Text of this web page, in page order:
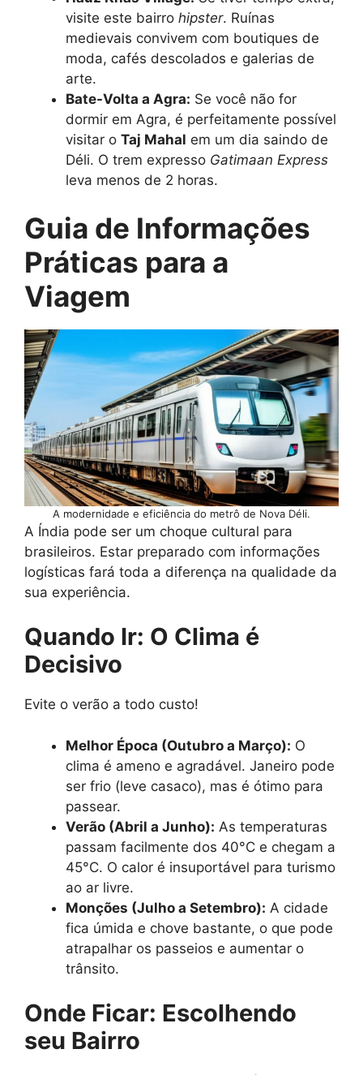
visite este bairro hipster. Ruínas
medievais convivem com boutiques de
moda, cafés descolados e galerias de
arte.
Bate-Volta a Agra: Se você não for
dormir em Agra, é perfeitamente possível
visitar o Taj Mahal em um dia saindo de
Déli. O trem expresso Gatimaan Express
leva menos de 2 horas.
Guia de Informações
Práticas para a
Viagem
A modernidade e eficiência do metrô de Nova Déli.
A Índia pode ser um choque cultural para
brasileiros. Estar preparado com informações
logísticas fará toda a diferença na qualidade da
sua experiência.
Quando Ir: O Clima é
Decisivo
Evite o verão a todo custo!
Melhor Época (Outubro a Março): O
clima é ameno e agradável. Janeiro pode
ser frio (leve casaco), mas é ótimo para
passear.
Verão (Abril a Junho): As temperaturas
passam facilmente dos 40°C e chegam a
45°C. O calor é insuportável para turismo
ao ar livre.
Monções (Julho a Setembro): A cidade
fica úmida e chove bastante, o que pode
atrapalhar os passeios e aumentar o
trânsito.
Onde Ficar: Escolhendo
seu Bairro